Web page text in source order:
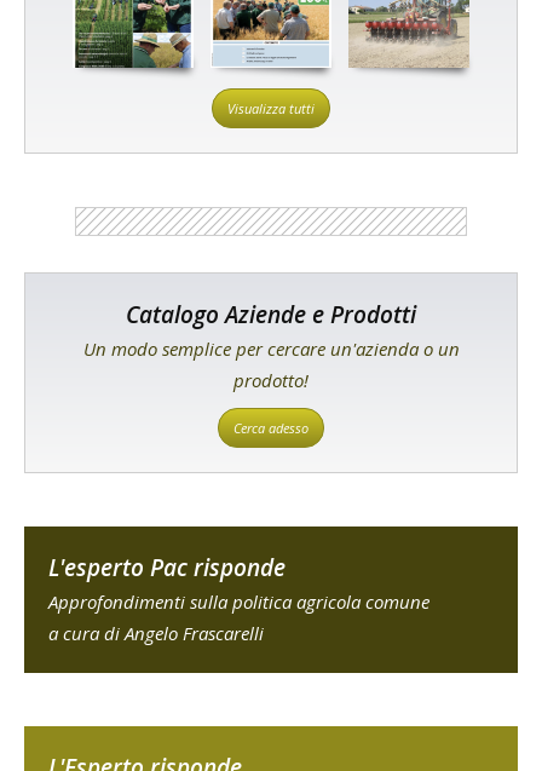
Visualizza tutti
Catalogo Aziende e Prodotti
Un modo semplice per cercare un'azienda o un
prodotto!
Cerca adesso
L'esperto Pac risponde
Approfondimenti sulla politica agricola comune
a cura di Angelo Frascarelli